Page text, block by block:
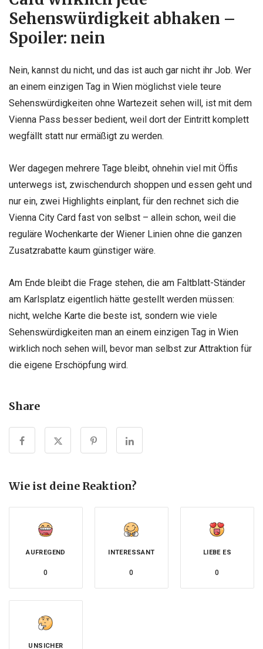
Sehenswürdigkeit abhaken –
Spoiler: nein
Nein, kannst du nicht, und das ist auch gar nicht ihr Job. Wer
an einem einzigen Tag in Wien möglichst viele teure
Sehenswürdigkeiten ohne Wartezeit sehen will, ist mit dem
Vienna Pass besser bedient, weil dort der Eintritt komplett
wegfällt statt nur ermäßigt zu werden.
Wer dagegen mehrere Tage bleibt, ohnehin viel mit Öffis
unterwegs ist, zwischendurch shoppen und essen geht und
nur ein, zwei Highlights einplant, für den rechnet sich die
Vienna City Card fast von selbst – allein schon, weil die
reguläre Wochenkarte der Wiener Linien ohne die ganzen
Zusatzrabatte kaum günstiger wäre.
Am Ende bleibt die Frage stehen, die am Faltblatt-Ständer
am Karlsplatz eigentlich hätte gestellt werden müssen:
nicht, welche Karte die beste ist, sondern wie viele
Sehenswürdigkeiten man an einem einzigen Tag in Wien
wirklich noch sehen will, bevor man selbst zur Attraktion für
die eigene Erschöpfung wird.
Share
Wie ist deine Reaktion?
AUFREGEND
0
INTERESSANT
0
LIEBE ES
0
UNSICHER